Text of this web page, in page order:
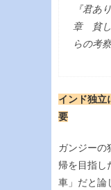
『君あ
章 貧し
らの考
インド独立
要
ガンジーの
帰を目指し
車」だと論